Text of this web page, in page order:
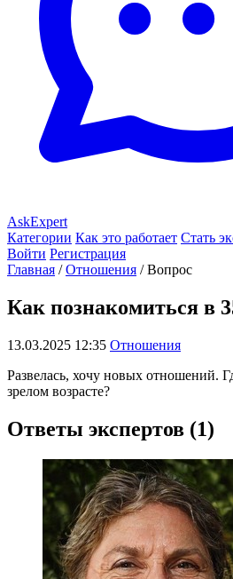
AskExpert
Категории Как это работает Стать
Войти Регистрация
Главная / Отношения / Вопрос
Как познакомиться в
13.03.2025 12:35 Отношения
Развелась, хочу новых отношений.
зрелом возрасте?
Ответы экспертов (1)